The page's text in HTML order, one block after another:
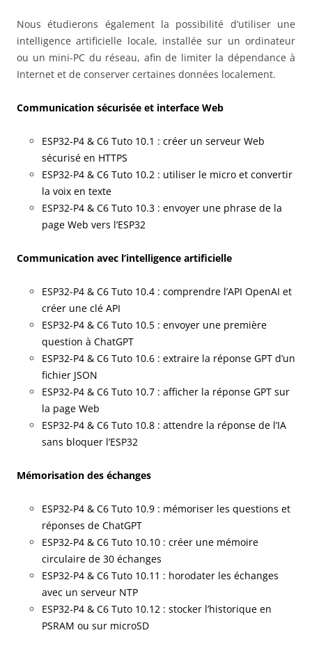
Nous étudierons également la possibilité d’utiliser une
intelligence artificielle locale, installée sur un ordinateur
ou un mini-PC du réseau, afin de limiter la dépendance à
Internet et de conserver certaines données localement.
Communication sécurisée et interface Web
ESP32-P4 & C6 Tuto 10.1 : créer un serveur Web
sécurisé en HTTPS
ESP32-P4 & C6 Tuto 10.2 : utiliser le micro et convertir
la voix en texte
ESP32-P4 & C6 Tuto 10.3 : envoyer une phrase de la
page Web vers l’ESP32
Communication avec l’intelligence artificielle
ESP32-P4 & C6 Tuto 10.4 : comprendre l’API OpenAI et
créer une clé API
ESP32-P4 & C6 Tuto 10.5 : envoyer une première
question à ChatGPT
ESP32-P4 & C6 Tuto 10.6 : extraire la réponse GPT d’un
fichier JSON
ESP32-P4 & C6 Tuto 10.7 : afficher la réponse GPT sur
la page Web
ESP32-P4 & C6 Tuto 10.8 : attendre la réponse de l’IA
sans bloquer l’ESP32
Mémorisation des échanges
ESP32-P4 & C6 Tuto 10.9 : mémoriser les questions et
réponses de ChatGPT
ESP32-P4 & C6 Tuto 10.10 : créer une mémoire
circulaire de 30 échanges
ESP32-P4 & C6 Tuto 10.11 : horodater les échanges
avec un serveur NTP
ESP32-P4 & C6 Tuto 10.12 : stocker l’historique en
PSRAM ou sur microSD